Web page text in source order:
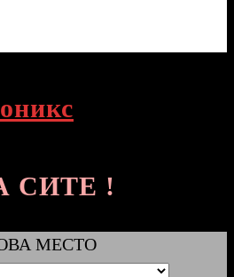
СИТЕ !
МЕСТО